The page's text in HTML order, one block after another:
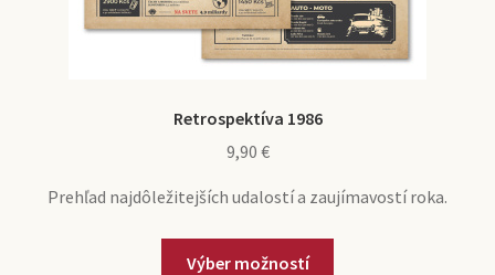
Retrospektíva 1986
9,90 €
Prehľad najdôležitejších udalostí a zaujímavostí roka.
Výber možností